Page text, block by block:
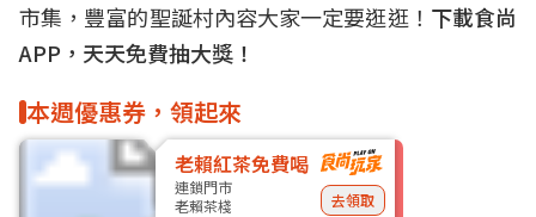
市集，豐富的聖誕村內容大家一定要逛逛！ 下載食尚
APP，天天免費抽大獎！
本週優惠券，領起來
老賴紅茶免費喝
連鎖門市
老賴茶棧
去領取